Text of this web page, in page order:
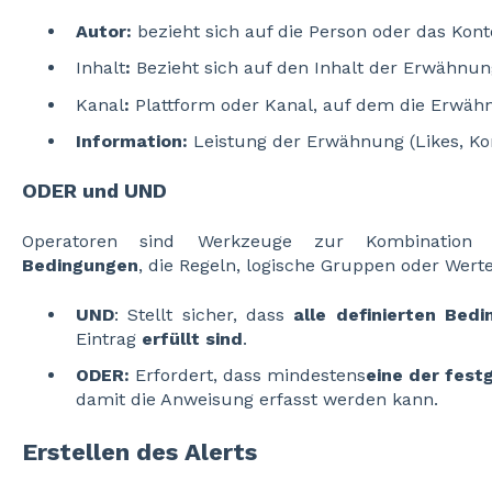
Autor: bezieht sich auf die Person oder das
Inhalt: Bezieht sich auf den Inhalt der
Kanal: Plattform oder Kanal, auf dem die
Information: Leistung der Erwähnung (Likes,
ODER und UND
Operatoren sind Werkzeuge zur Kombination
Bedingungen, die Regeln, logische Gruppen oder
UND: Stellt sicher, dass alle definierten
Eintrag erfüllt sind.
ODER: Erfordert, dass mindestenseine der
damit die Anweisung erfasst werden kann.
Erstellen des Alerts